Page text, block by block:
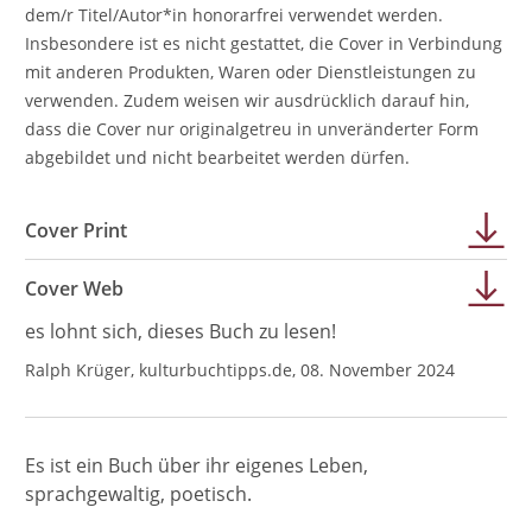
dem/r Titel/Autor*in honorarfrei verwendet werden.
Insbesondere ist es nicht gestattet, die Cover in Verbindung
mit anderen Produkten, Waren oder Dienstleistungen zu
verwenden. Zudem weisen wir ausdrücklich darauf hin,
dass die Cover nur originalgetreu in unveränderter Form
abgebildet und nicht bearbeitet werden dürfen.
Cover Print
Cover Web
es lohnt sich, dieses Buch zu lesen!
Ralph Krüger, kulturbuchtipps.de, 08. November 2024
Es ist ein Buch über ihr eigenes Leben,
sprachgewaltig, poetisch.